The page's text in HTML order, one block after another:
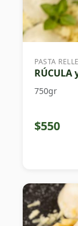
PASTA
RÚCULA
750gr
$550